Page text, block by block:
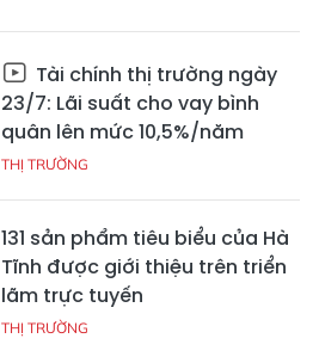
Tài chính thị trường ngày
23/7: Lãi suất cho vay bình
quân lên mức 10,5%/năm
THỊ TRƯỜNG
131 sản phẩm tiêu biểu của Hà
Tĩnh được giới thiệu trên triển
lãm trực tuyến
THỊ TRƯỜNG